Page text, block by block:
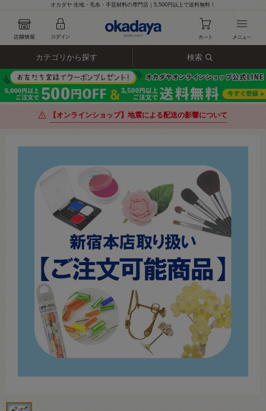
オカダヤ 生地・毛糸・手芸材料の専門店｜5,500円以上で送料無料！
カテゴリから探す 検索
【オンラインショップ】地震による配送の影響について